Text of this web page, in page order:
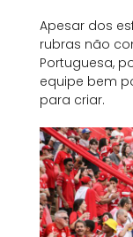
Apesar dos
rubras não
Portuguesa,
equipe bem
para criar.